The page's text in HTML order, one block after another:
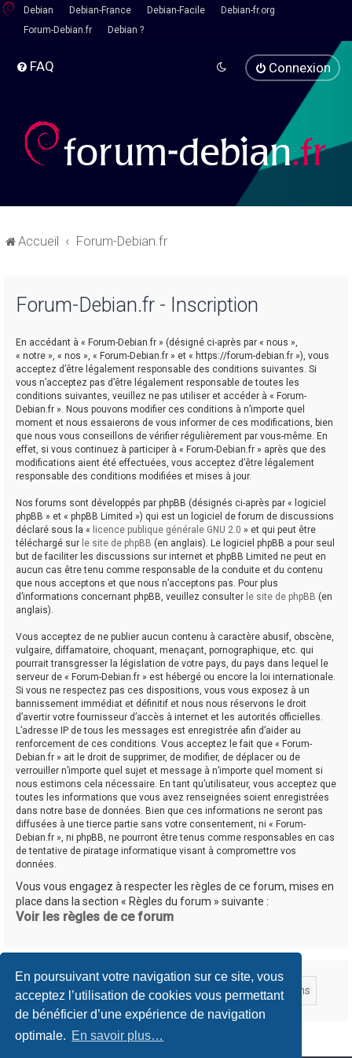
En poursuivant votre navigation sur ce site, vous
acceptez l’utilisation de cookies vous permettant
de bénéficier d’une expérience de navigation
optimale. En savoir plus…
Debian Debian-France Debian-Facile
Debian-fr.org
Forum-Debian.fr
Debian ?
FAQ Connexion
Accueil Forum-Debian.fr
Forum-Debian.fr - Inscription
En accédant à « Forum-Debian.fr » (désigné ci-après par « nous »,
« notre », « nos », « Forum-Debian.fr » et « https://forum-debian.fr »), vous
acceptez d’être légalement responsable des conditions suivantes. Si
vous n’acceptez pas d’être légalement responsable de toutes les
conditions suivantes, veuillez ne pas utiliser et accéder à « Forum-
Debian.fr ». Nous pouvons modifier ces conditions à n’importe quel
moment et nous essaierons de vous informer de ces modifications, bien
que nous vous conseillons de vérifier régulièrement par vous-même. En
effet, si vous continuez à participer à « Forum-Debian.fr » après que des
modifications aient été effectuées, vous acceptez d’être légalement
responsable des conditions modifiées et mises à jour.
Nos forums sont développés par phpBB (désignés ci-après par « logiciel
phpBB » et « phpBB Limited ») qui est un logiciel de forum de discussions
déclaré sous la « licence publique générale GNU 2.0 » et qui peut être
téléchargé sur le site de phpBB (en anglais). Le logiciel phpBB a pour seul
but de faciliter les discussions sur internet et phpBB Limited ne peut en
aucun cas être tenu comme responsable de la conduite et du contenu
que nous acceptons et que nous n’acceptons pas. Pour plus
d’informations concernant phpBB, veuillez consulter le site de phpBB (en
anglais).
Vous acceptez de ne publier aucun contenu à caractère abusif, obscène,
vulgaire, diffamatoire, choquant, menaçant, pornographique, etc. qui
pourrait transgresser la législation de votre pays, du pays dans lequel le
serveur de « Forum-Debian.fr » est hébergé ou encore la loi internationale.
Si vous ne respectez pas ces dispositions, vous vous exposez à un
bannissement immédiat et définitif et nous nous réservons le droit
d’avertir votre fournisseur d’accès à internet et les autorités officielles.
L’adresse IP de tous les messages est enregistrée afin d’aider au
renforcement de ces conditions. Vous acceptez le fait que « Forum-
Debian.fr » ait le droit de supprimer, de modifier, de déplacer ou de
verrouiller n’importe quel sujet et message à n’importe quel moment si
nous estimons cela nécessaire. En tant qu’utilisateur, vous acceptez que
toutes les informations que vous avez renseignées soient enregistrées
dans notre base de données. Bien que ces informations ne seront pas
diffusées à une tierce partie sans votre consentement, ni « Forum-
Debian.fr », ni phpBB, ne pourront être tenus comme responsables en cas
de tentative de piratage informatique visant à compromettre vos
données.
Vous vous engagez à respecter les règles de ce forum, mises en
place dans la section « Règles du forum » suivante :
Voir les règles de ce forum